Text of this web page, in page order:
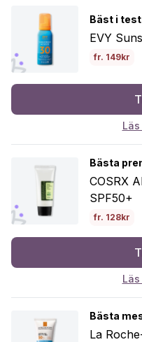
Bäst i
EVY
fr. 149kr
Bästa
COSRX
SPF50+
fr. 128kr
Bästa
La